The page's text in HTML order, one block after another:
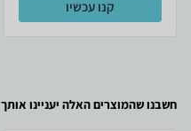
קנו עכשיו
חשבנו שהמוצרים האלה יעניינו אותך